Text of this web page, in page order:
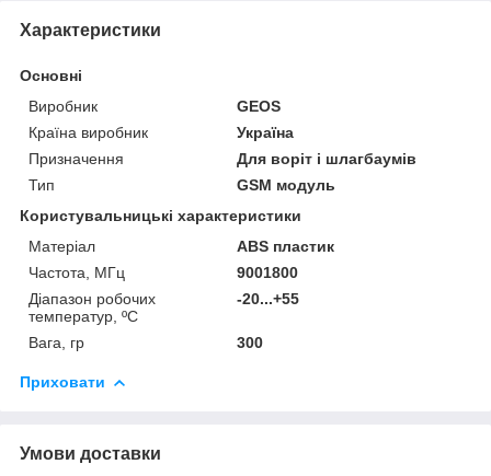
Характеристики
Основні
Виробник
GEOS
Країна виробник
Україна
Призначення
Для воріт і шлагбаумів
Тип
GSM модуль
Користувальницькі характеристики
Матеріал
ABS пластик
Частота, МГц
9001800
Діапазон робочих
температур, ºС
-20...+55
Вага, гр 300
Приховати
Умови доставки